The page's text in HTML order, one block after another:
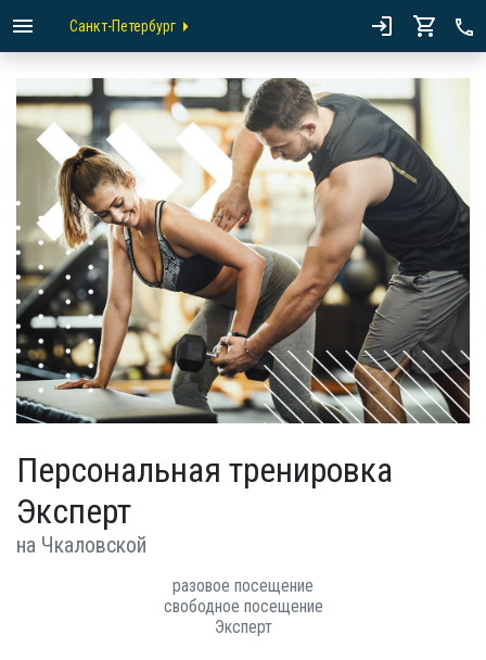
Санкт-Петербург
Персональная тренировка
Эксперт
на Чкаловской
разовое посещение
свободное посещение
Эксперт